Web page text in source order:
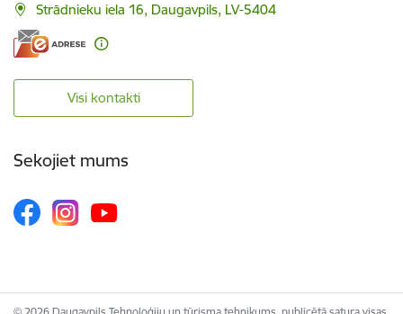
Strādnieku iela 16, Daugavpils, LV-5404
Visi kontakti
Sekojiet mums